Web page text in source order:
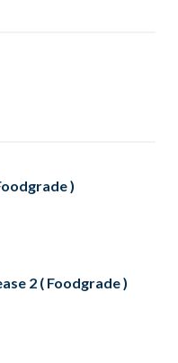
)
2 ( Foodgrade )